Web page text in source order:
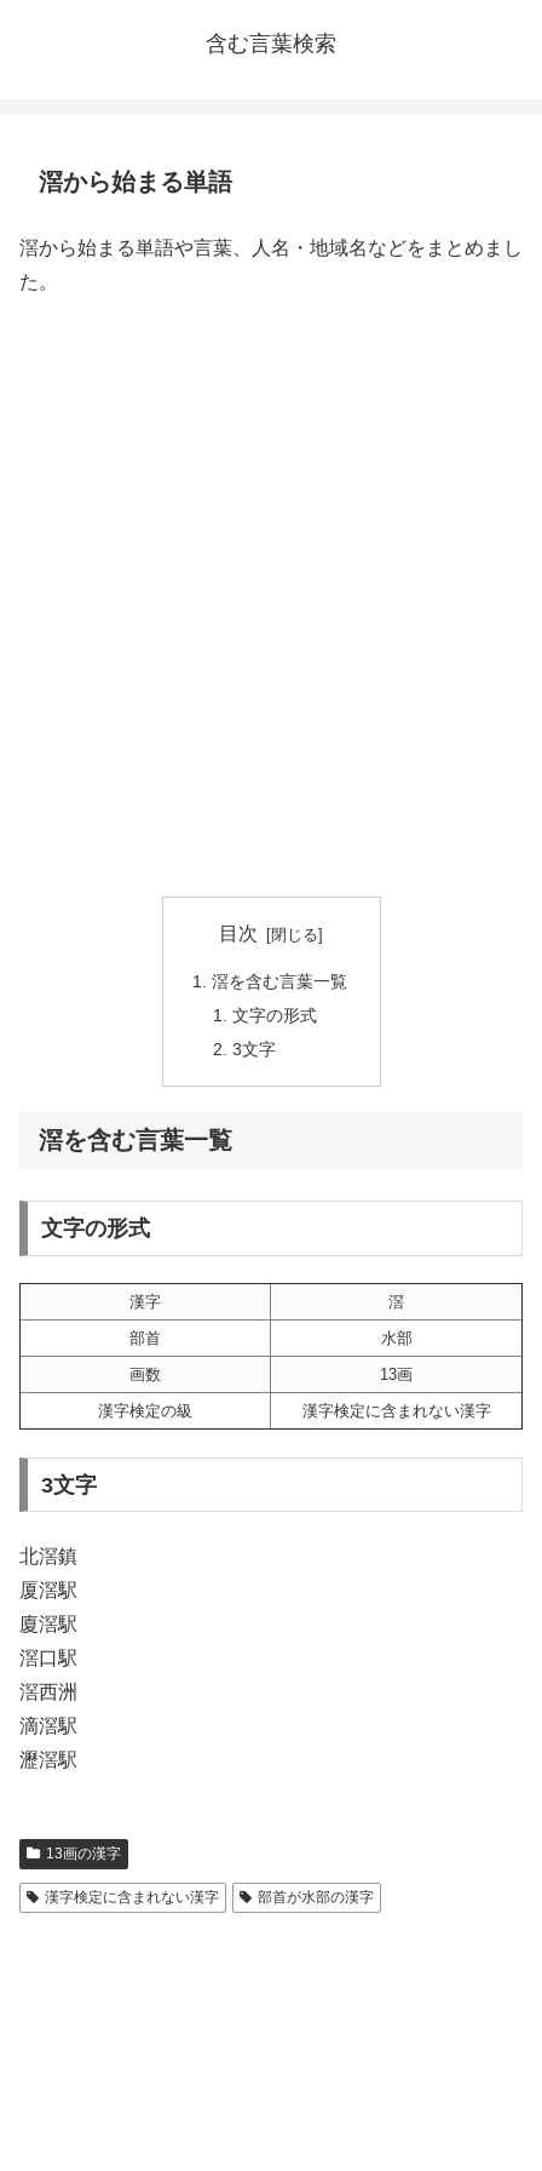
含む言葉検索
滘から始まる単語
滘から始まる単語や言葉、人名・地域名などをまとめまし
た。
目次
滘を含む言葉一覧
文字の形式
3文字
滘を含む言葉一覧
文字の形式
漢字
滘
部首
水部
画数
13画
漢字検定の級
漢字検定に含まれない漢字
3文字
北滘鎮
厦滘駅
廈滘駅
滘口駅
滘西洲
滴滘駅
瀝滘駅
13画の漢字
漢字検定に含まれない漢字 部首が水部の漢字